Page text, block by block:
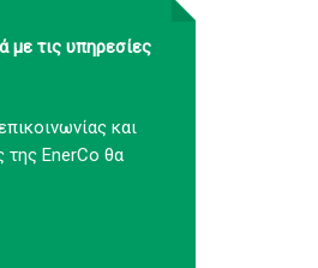
με τις υπηρεσίες
και
της EnerCo θα